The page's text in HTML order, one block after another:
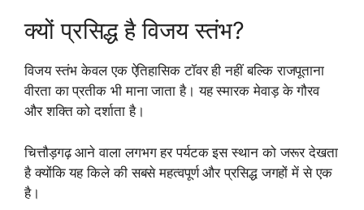
क्यों प्रसिद्ध है विजय स्तंभ?
विजय स्तंभ केवल एक ऐतिहासिक टॉवर ही नहीं बल्कि राजपूताना
वीरता का प्रतीक भी माना जाता है। यह स्मारक मेवाड़ के गौरव
और शक्ति को दर्शाता है।
चित्तौड़गढ़ आने वाला लगभग हर पर्यटक इस स्थान को जरूर देखता
है क्योंकि यह किले की सबसे महत्वपूर्ण और प्रसिद्ध जगहों में से एक
है।